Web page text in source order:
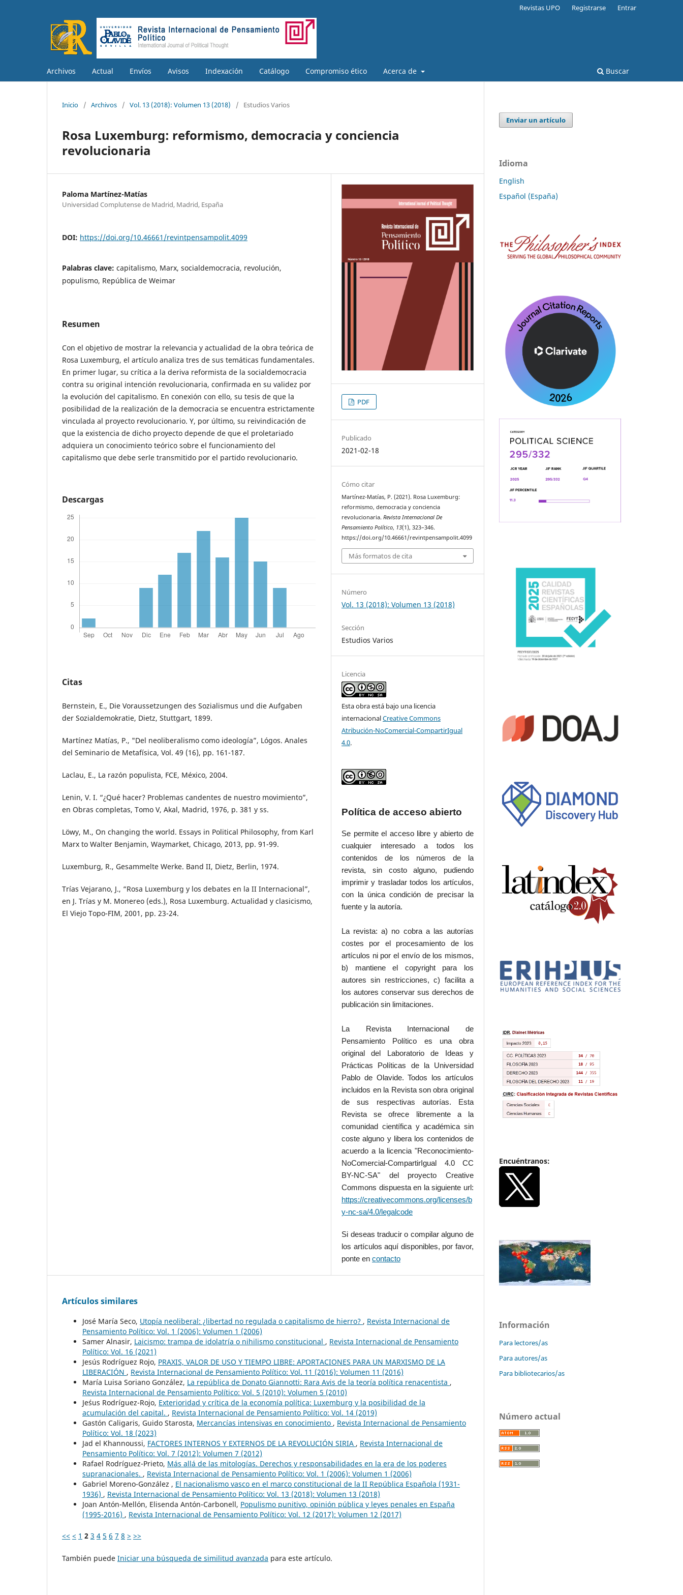
Archivos Actual Envíos Avisos Indexación Catálogo Compromiso ético Acerca de Buscar
Revistas UPO Registrarse Entrar
Inicio / Archivos / Vol. 13 (2018): Volumen 13 (2018) / Estudios Varios
Rosa Luxemburg: reformismo, democracia y conciencia
revolucionaria
Paloma Martínez-Matías
Universidad Complutense de Madrid, Madrid, España
DOI: https://doi.org/10.46661/revintpensampolit.4099
Palabras clave: capitalismo, Marx, socialdemocracia, revolución,
populismo, República de Weimar
Resumen
Con el objetivo de mostrar la relevancia y actualidad de la obra teórica de
Rosa Luxemburg, el artículo analiza tres de sus temáticas fundamentales.
En primer lugar, su crítica a la deriva reformista de la socialdemocracia
contra su original intención revolucionaria, confirmada en su validez por
la evolución del capitalismo. En conexión con ello, su tesis de que la
posibilidad de la realización de la democracia se encuentra estrictamente
vinculada al proyecto revolucionario. Y, por último, su reivindicación de
que la existencia de dicho proyecto depende de que el proletariado
adquiera un conocimiento teórico sobre el funcionamiento del
capitalismo que debe serle transmitido por el partido revolucionario.
Descargas
Citas
Bernstein, E., Die Voraussetzungen des Sozialismus und die Aufgaben
der Sozialdemokratie, Dietz, Stuttgart, 1899.
Martínez Matías, P., "Del neoliberalismo como ideología”, Lógos. Anales
del Seminario de Metafísica, Vol. 49 (16), pp. 161-187.
Laclau, E., La razón populista, FCE, México, 2004.
Lenin, V. I. “¿Qué hacer? Problemas candentes de nuestro movimiento”,
en Obras completas, Tomo V, Akal, Madrid, 1976, p. 381 y ss.
Löwy, M., On changing the world. Essays in Political Philosophy, from Karl
Marx to Walter Benjamin, Waymarket, Chicago, 2013, pp. 91-99.
Luxemburg, R., Gesammelte Werke. Band II, Dietz, Berlin, 1974.
Trías Vejarano, J., “Rosa Luxemburg y los debates en la II Internacional”,
en J. Trías y M. Monereo (eds.), Rosa Luxemburg. Actualidad y clasicismo,
El Viejo Topo-FIM, 2001, pp. 23-24.
PDF
Publicado
2021-02-18
Cómo citar
Martínez-Matías, P. (2021). Rosa Luxemburg:
reformismo, democracia y conciencia
revolucionaria.Revista Internacional De
Pensamiento Político, 13(1), 323–346.
https://doi.org/10.46661/revintpensampolit.4099
Más formatos de cita
Número
Vol. 13 (2018): Volumen 13 (2018)
Sección
Estudios Varios
Licencia
Esta obra está bajo una licencia
internacionalCreative Commons
Atribución-NoComercial-CompartirIgual
4.0.
Política de acceso abierto
Se permite el acceso libre y abierto de
cualquier interesado a todos los
contenidos de los números de la
revista, sin costo alguno, pudiendo
imprimir y trasladar todos los artículos,
con la única condición de precisar la
fuente y la autoría.
La revista: a) no cobra a las autorías
costes por el procesamiento de los
artículos ni por el envío de los mismos,
b) mantiene el copyright para los
autores sin restricciones, c) facilita a
los autores conservar sus derechos de
publicación sin limitaciones.
La Revista Internacional de
Pensamiento Político es una obra
original del Laboratorio de Ideas y
Prácticas Políticas de la Universidad
Pablo de Olavide. Todos los artículos
incluidos en la Revista son obra original
de sus respectivas autorías. Esta
Revista se ofrece libremente a la
comunidad científica y académica sin
coste alguno y libera los contenidos de
acuerdo a la licencia "Reconocimiento-
NoComercial-CompartirIgual 4.0 CC
BY-NC-SA" del proyecto Creative
Commons dispuesta en la siguiente url:
https://creativecommons.org/licenses/b
y-nc-sa/4.0/legalcode
Si deseas traducir o compilar alguno de
los artículos aquí disponibles, por favor,
ponte encontacto
Artículos similares
José María Seco, Utopía neoliberal: ¿libertad no regulada o capitalismo de hierro? , Revista Internacional de
Pensamiento Político: Vol. 1 (2006): Volumen 1 (2006)
Samer Alnasir, Laicismo: trampa de idolatría o nihilismo constitucional , Revista Internacional de Pensamiento
Político: Vol. 16 (2021)
Jesús Rodríguez Rojo, PRAXIS, VALOR DE USO Y TIEMPO LIBRE: APORTACIONES PARA UN MARXISMO DE LA
LIBERACIÓN , Revista Internacional de Pensamiento Político: Vol. 11 (2016): Volumen 11 (2016)
María Luisa Soriano González, La república de Donato Giannotti: Rara Avis de la teoría política renacentista ,
Revista Internacional de Pensamiento Político: Vol. 5 (2010): Volumen 5 (2010)
Je´sus Rodríguez-Rojo, Exterioridad y crítica de la economía política: Luxemburg y la posibilidad de la
acumulación del capital. , Revista Internacional de Pensamiento Político: Vol. 14 (2019)
Gastón Caligaris, Guido Starosta, Mercancías intensivas en conocimiento , Revista Internacional de Pensamiento
Político: Vol. 18 (2023)
Jad el Khannoussi, FACTORES INTERNOS Y EXTERNOS DE LA REVOLUCIÓN SIRIA , Revista Internacional de
Pensamiento Político: Vol. 7 (2012): Volumen 7 (2012)
Rafael Rodríguez-Prieto, Más allá de las mitologías. Derechos y responsabilidades en la era de los poderes
supranacionales. , Revista Internacional de Pensamiento Político: Vol. 1 (2006): Volumen 1 (2006)
Gabriel Moreno-González , El nacionalismo vasco en el marco constitucional de la II República Española (1931-
1936) , Revista Internacional de Pensamiento Político: Vol. 13 (2018): Volumen 13 (2018)
Joan Antón-Mellón, Elisenda Antón-Carbonell, Populismo punitivo, opinión pública y leyes penales en España
(1995-2016) , Revista Internacional de Pensamiento Político: Vol. 12 (2017): Volumen 12 (2017)
<< < 1 2 3 4 5 6 7 8 > >>
También puede Iniciar una búsqueda de similitud avanzada para este artículo.
Enviar un artículo
Idioma
English
Español (España)
Encuéntranos:
Información
Para lectores/as
Para autores/as
Para bibliotecarios/as
Número actual